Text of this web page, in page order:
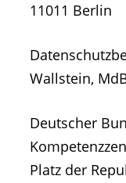
11011 Berlin
Wallstein,
Deutscher
Platz der